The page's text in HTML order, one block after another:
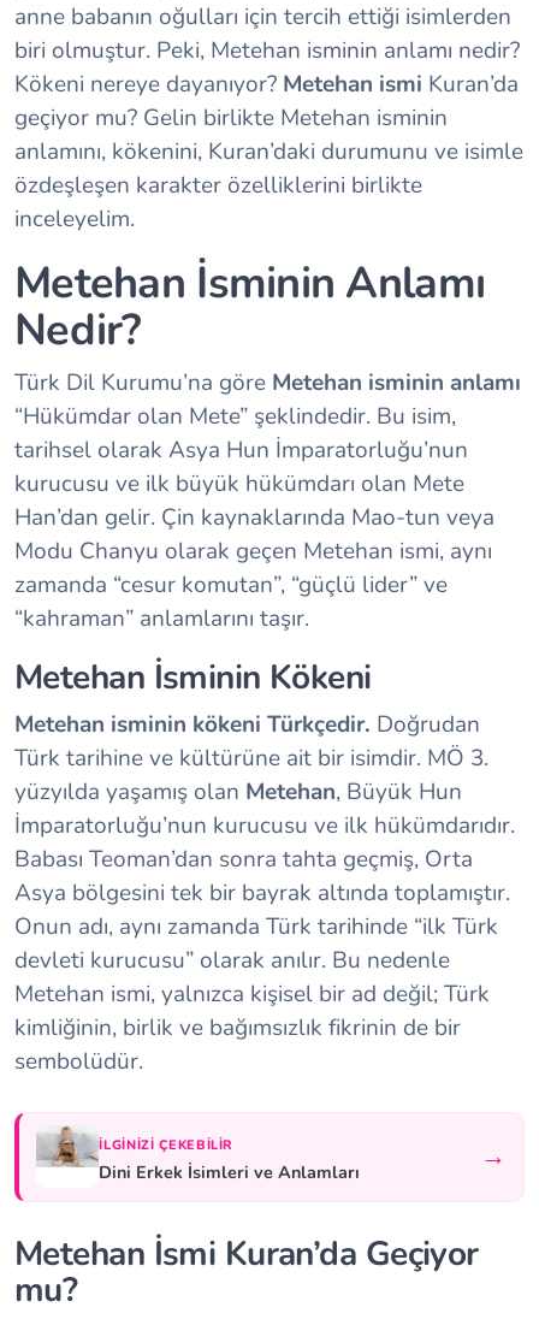
anne babanın oğulları için tercih ettiği isimlerden
biri olmuştur. Peki, Metehan isminin anlamı nedir?
Kökeni nereye dayanıyor? Metehan ismi Kuran’da
geçiyor mu? Gelin birlikte Metehan isminin
anlamını, kökenini, Kuran’daki durumunu ve isimle
özdeşleşen karakter özelliklerini birlikte
inceleyelim.
Metehan İsminin Anlamı
Nedir?
Türk Dil Kurumu’na göre Metehan isminin anlamı
“Hükümdar olan Mete” şeklindedir. Bu isim,
tarihsel olarak Asya Hun İmparatorluğu’nun
kurucusu ve ilk büyük hükümdarı olan Mete
Han’dan gelir. Çin kaynaklarında Mao-tun veya
Modu Chanyu olarak geçen Metehan ismi, aynı
zamanda “cesur komutan”, “güçlü lider” ve
“kahraman” anlamlarını taşır.
Metehan İsminin Kökeni
Metehan isminin kökeni Türkçedir. Doğrudan
Türk tarihine ve kültürüne ait bir isimdir. MÖ 3.
yüzyılda yaşamış olan Metehan, Büyük Hun
İmparatorluğu’nun kurucusu ve ilk hükümdarıdır.
Babası Teoman’dan sonra tahta geçmiş, Orta
Asya bölgesini tek bir bayrak altında toplamıştır.
Onun adı, aynı zamanda Türk tarihinde “ilk Türk
devleti kurucusu” olarak anılır. Bu nedenle
Metehan ismi, yalnızca kişisel bir ad değil; Türk
kimliğinin, birlik ve bağımsızlık fikrinin de bir
sembolüdür.
İLGINIZI ÇEKEBILIR
Dini Erkek İsimleri ve Anlamları →
Metehan İsmi Kuran’da Geçiyor
mu?